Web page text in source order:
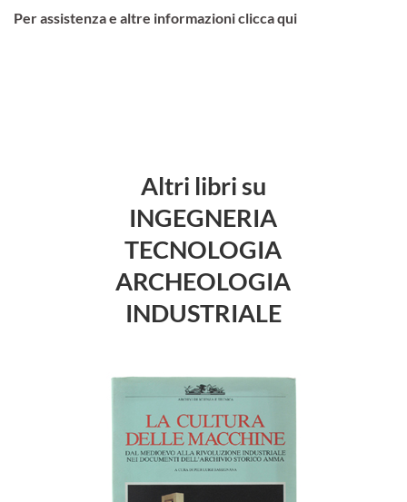
Per assistenza e altre informazioni clicca qui
Altri libri su
INGEGNERIA
TECNOLOGIA
ARCHEOLOGIA
INDUSTRIALE